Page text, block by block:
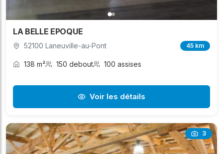
LA BELLE EPOQUE
52100 Laneuville-au-Pont 45 km
138 m² 150 debout 100 assises
Voir les détails
3